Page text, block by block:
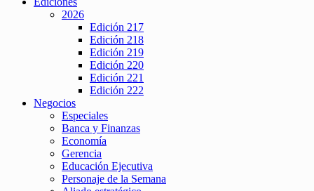
2026
Edición 217
Edición 218
Edición 219
Edición 220
Edición 221
Edición 222
Negocios
Especiales
Banca y Finanzas
Economía
Gerencia
Educación Ejecutiva
Personaje de la Semana